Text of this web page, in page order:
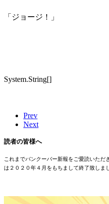
「ジョージ！」
System.String[]
Prev
Next
読者の皆様へ
これまでバンクーバー新報をご愛読いた
は２０２０年４月をもちまして終了致しま